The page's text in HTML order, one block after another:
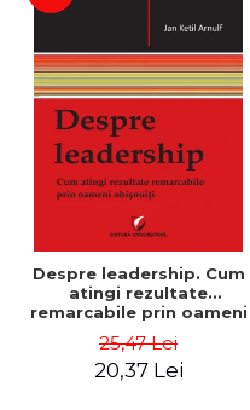
Despre leadership. Cum
atingi rezultate
remarcabile prin oameni
25,47 Lei
20,37 Lei